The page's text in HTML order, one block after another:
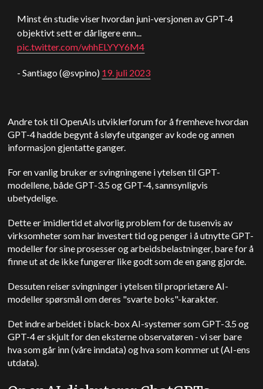
Minst én studie viser hvordan juni-versjonen av GPT-4
objektivt sett er dårligere enn...
pic.twitter.com/whhELYYY6M4
- Santiago (@svpino) 19. juli 2023
Andre tok til OpenAIs utviklerforum for å fremheve hvordan
GPT-4 hadde begynt å sløyfe utganger av kode og annen
informasjon gjentatte ganger.
For en vanlig bruker er svingningene i ytelsen til GPT-
modellene, både GPT-3.5 og GPT-4, sannsynligvis
ubetydelige.
Dette er imidlertid et alvorlig problem for de tusenvis av
virksomheter som har investert tid og penger i å utnytte GPT-
modeller for sine prosesser og arbeidsbelastninger, bare for å
finne ut at de ikke fungerer like godt som de en gang gjorde.
Dessuten reiser svingninger i ytelsen til proprietære AI-
modeller spørsmål om deres "svarte boks"-karakter.
Det indre arbeidet i black-box AI-systemer som GPT-3.5 og
GPT-4 er skjult for den eksterne observatøren - vi ser bare
hva som går inn (våre inndata) og hva som kommer ut (AI-ens
utdata).